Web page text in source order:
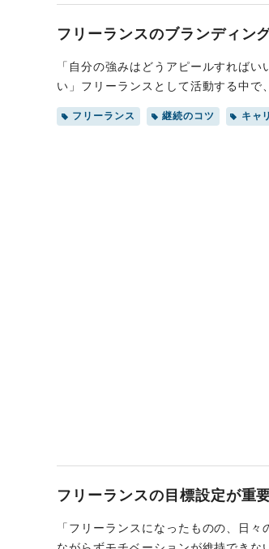
フリーランスのブランディン
「自分の強みはどうアピールすれば
い」フリーランスとして活動する中で
ライアントに的確に伝え、選ばれる存
最大化し、クライアントから「選ばれ
フリーランス 継続のコツ キャ
フリーランスの目標設定が重
「フリーランスになったものの、日